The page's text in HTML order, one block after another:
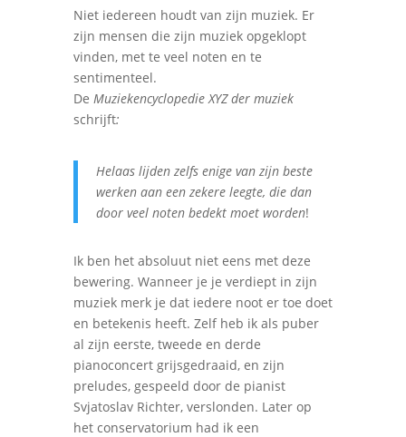
Niet iedereen houdt van zijn muziek. Er
zijn mensen die zijn muziek opgeklopt
vinden, met te veel noten en te
sentimenteel.
De Muziekencyclopedie XYZ der muziek
schrijft:
Helaas lijden zelfs enige van zijn beste
werken aan een zekere leegte, die dan
door veel noten bedekt moet worden!
Ik ben het absoluut niet eens met deze
bewering. Wanneer je je verdiept in zijn
muziek merk je dat iedere noot er toe doet
en betekenis heeft. Zelf heb ik als puber
al zijn eerste, tweede en derde
pianoconcert grijsgedraaid, en zijn
preludes, gespeeld door de pianist
Svjatoslav Richter, verslonden. Later op
het conservatorium had ik een